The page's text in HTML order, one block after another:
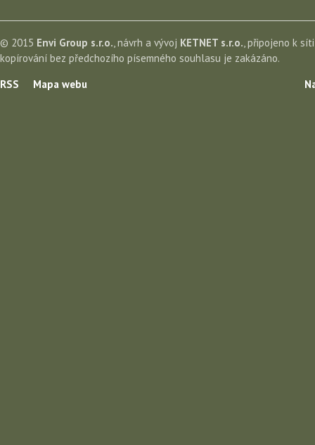
© 2015 Envi Group s.r.o., návrh a vývoj KETNET s.r.o., připojeno k
kopírování bez předchozího písemného souhlasu je zakázáno.
RSS
Mapa webu